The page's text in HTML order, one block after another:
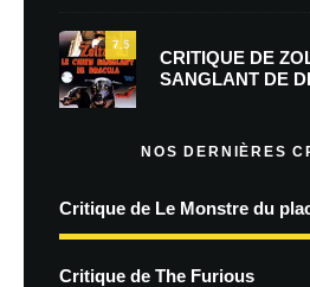
7.5
CRITIQUE DE
SANGLANT DE
NOS DERNIÈRES
Critique de Le Monstre du
Critique de The Furious